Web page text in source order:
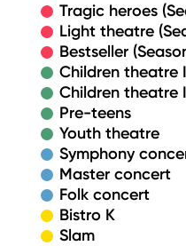
Tragic heroes
Light theatre
Bestseller
Children theatre I
Children theatre
Pre-teens
Youth theatre
Symphony
Master concert
Folk concert
Bistro K
Slam